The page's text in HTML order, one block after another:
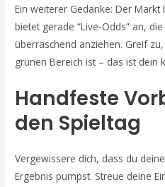
Ein weiterer Gedanke: Der
bietet gerade “Live‑Odds” an,
überraschend anziehen. Greif
grünen Bereich ist – das ist dein
Handfeste
den Spieltag
Vergewissere dich, dass du
Ergebnis pumpst. Streue deine